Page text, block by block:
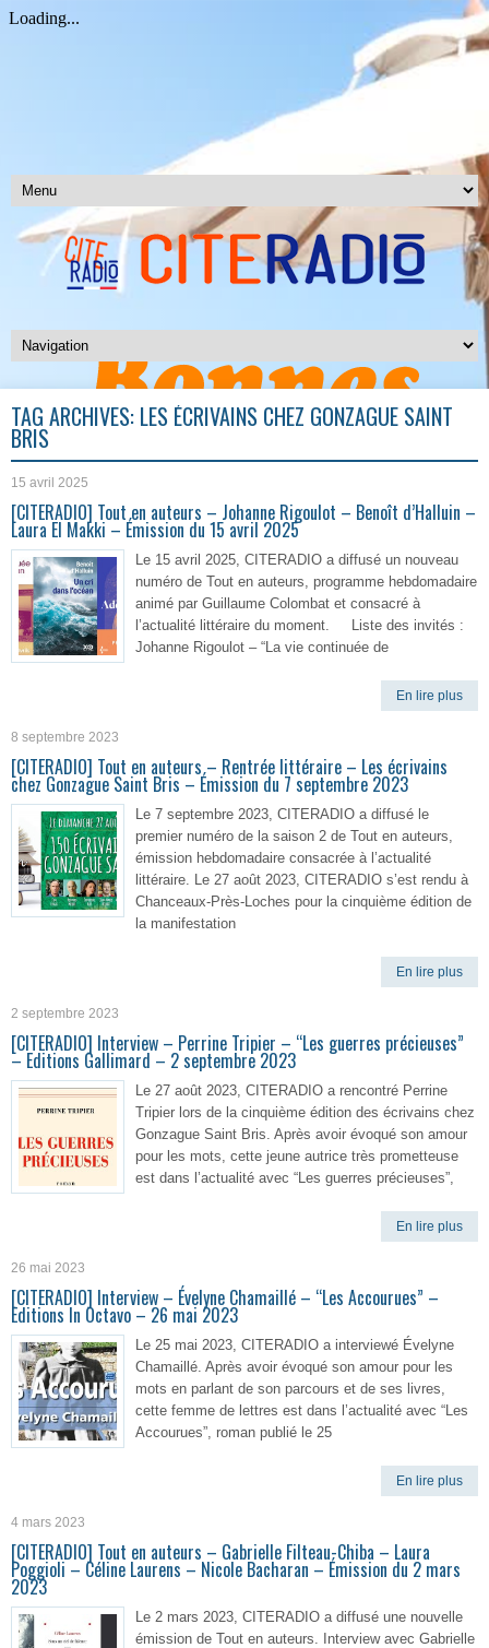
TAG ARCHIVES: LES ÉCRIVAINS CHEZ GONZAGUE SAINT
BRIS
15 avril 2025
[CITERADIO] Tout en auteurs – Johanne Rigoulot – Benoît d’Halluin –
Laura El Makki – Émission du 15 avril 2025
Le 15 avril 2025, CITERADIO a diffusé un nouveau
numéro de Tout en auteurs, programme hebdomadaire
animé par Guillaume Colombat et consacré à
l’actualité littéraire du moment. Liste des invités :
Johanne Rigoulot – “La vie continuée de
En lire plus
8 septembre 2023
[CITERADIO] Tout en auteurs – Rentrée littéraire – Les écrivains
chez Gonzague Saint Bris – Émission du 7 septembre 2023
Le 7 septembre 2023, CITERADIO a diffusé le
premier numéro de la saison 2 de Tout en auteurs,
émission hebdomadaire consacrée à l’actualité
littéraire. Le 27 août 2023, CITERADIO s’est rendu à
Chanceaux-Près-Loches pour la cinquième édition de
la manifestation
En lire plus
2 septembre 2023
[CITERADIO] Interview – Perrine Tripier – “Les guerres précieuses”
– Editions Gallimard – 2 septembre 2023
Le 27 août 2023, CITERADIO a rencontré Perrine
Tripier lors de la cinquième édition des écrivains chez
Gonzague Saint Bris. Après avoir évoqué son amour
pour les mots, cette jeune autrice très prometteuse
est dans l’actualité avec “Les guerres précieuses”,
En lire plus
26 mai 2023
[CITERADIO] Interview – Évelyne Chamaillé – “Les Accourues” –
Editions In Octavo – 26 mai 2023
Le 25 mai 2023, CITERADIO a interviewé Évelyne
Chamaillé. Après avoir évoqué son amour pour les
mots en parlant de son parcours et de ses livres,
cette femme de lettres est dans l’actualité avec “Les
Accourues”, roman publié le 25
En lire plus
4 mars 2023
[CITERADIO] Tout en auteurs – Gabrielle Filteau-Chiba – Laura
Poggioli – Céline Laurens – Nicole Bacharan – Émission du 2 mars
2023
Le 2 mars 2023, CITERADIO a diffusé une nouvelle
émission de Tout en auteurs. Interview avec Gabrielle